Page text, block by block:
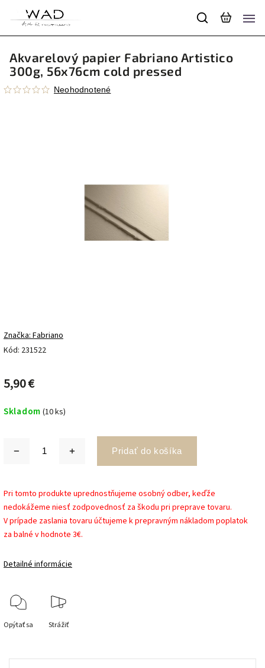
Akvarelový papier Fabriano Artistico
300g, 56x76cm cold pressed
Neohodnotené
Kód: 231522
Značka:Fabriano
5,90 €
Skladom (10 ks)
Pridať do košíka
Pri tomto produkte uprednostňujeme osobný odber, keďže
nedokážeme niesť zodpovednosť za škodu pri preprave tovaru.
V prípade zaslania tovaru účtujeme k prepravným nákladom poplatok
za balné v hodnote 3€.
Detailné informácie
Opýtať sa Strážiť